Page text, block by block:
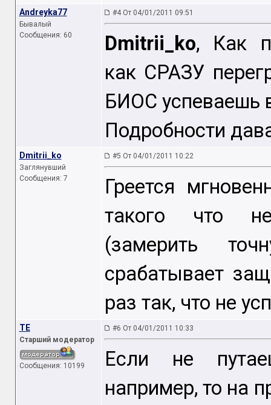
Andreyka77
Бывалый
Сообщения: 60
#4 От 04/01/2011 09:51
Dmitrii_ko, Как
как СРАЗУ
БИОС успеваешь
Подробности
Dmitrii_ko
Заглянувший
Сообщения: 7
#5 От 04/01/2011 10:22
Греется
такого что
(замерить
срабатывает
раз так, что не
TE
Старший модератор
Сообщения: 10199
#6 От 04/01/2011 10:33
Если не
например, то на